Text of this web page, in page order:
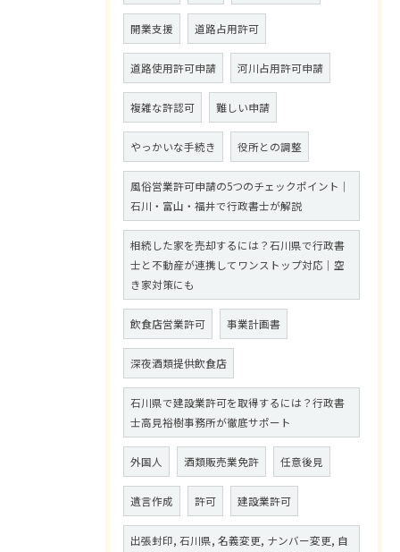
開業支援 道路占用許可
道路使用許可申請 河川占用許可申請
複雑な許認可 難しい申請
やっかいな手続き 役所との調整
風俗営業許可申請の5つのチェックポイント｜
石川・富山・福井で行政書士が解説
相続した家を売却するには？石川県で行政書
士と不動産が連携してワンストップ対応｜空
き家対策にも
飲食店営業許可 事業計画書
深夜酒類提供飲食店
石川県で建設業許可を取得するには？行政書
士高見裕樹事務所が徹底サポート
外国人 酒類販売業免許 任意後見
遺言作成 許可 建設業許可
出張封印, 石川県, 名義変更, ナンバー変更, 自